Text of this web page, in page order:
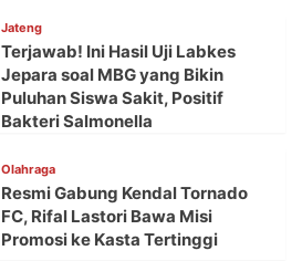
Jateng
Terjawab! Ini Hasil Uji Labkes
Jepara soal MBG yang Bikin
Puluhan Siswa Sakit, Positif
Bakteri Salmonella
Olahraga
Resmi Gabung Kendal Tornado
FC, Rifal Lastori Bawa Misi
Promosi ke Kasta Tertinggi